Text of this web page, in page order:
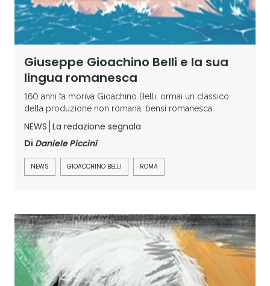
Giuseppe Gioachino Belli e la sua
lingua romanesca
160 anni fa moriva Gioachino Belli, ormai un classico
della produzione non romana, bensì romanesca
NEWS La redazione segnala
Di Daniele Piccini
NEWS GIOACCHINO BELLI ROMA